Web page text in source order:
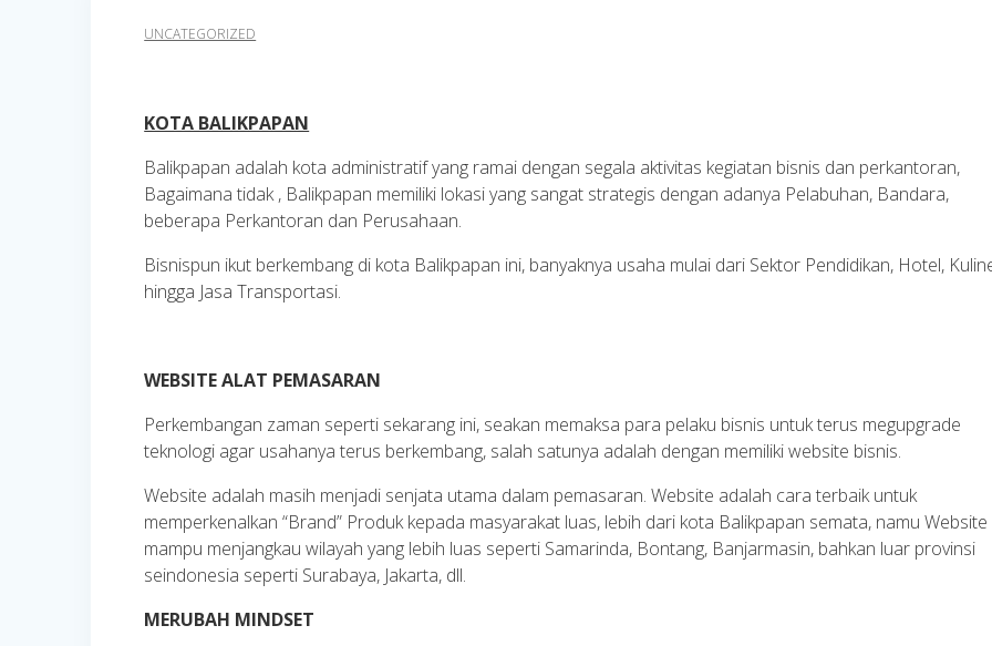
UNCATEGORIZED
KOTA BALIKPAPAN
Balikpapan adalah kota administratif yang ramai dengan segala aktivitas kegiatan bisnis dan perkantoran,
Bagaimana tidak , Balikpapan memiliki lokasi yang sangat strategis dengan adanya Pelabuhan, Bandara,
beberapa Perkantoran dan Perusahaan.
Bisnispun ikut berkembang di kota Balikpapan ini, banyaknya usaha mulai dari Sektor Pendidikan, Hotel,
hingga Jasa Transportasi.
WEBSITE ALAT PEMASARAN
Perkembangan zaman seperti sekarang ini, seakan memaksa para pelaku bisnis untuk terus megupgrade
teknologi agar usahanya terus berkembang, salah satunya adalah dengan memiliki website bisnis.
Website adalah masih menjadi senjata utama dalam pemasaran. Website adalah cara terbaik untuk
memperkenalkan “Brand” Produk kepada masyarakat luas, lebih dari kota Balikpapan semata, namu Website
mampu menjangkau wilayah yang lebih luas seperti Samarinda, Bontang, Banjarmasin, bahkan luar provinsi
seindonesia seperti Surabaya, Jakarta, dll.
MERUBAH MINDSET